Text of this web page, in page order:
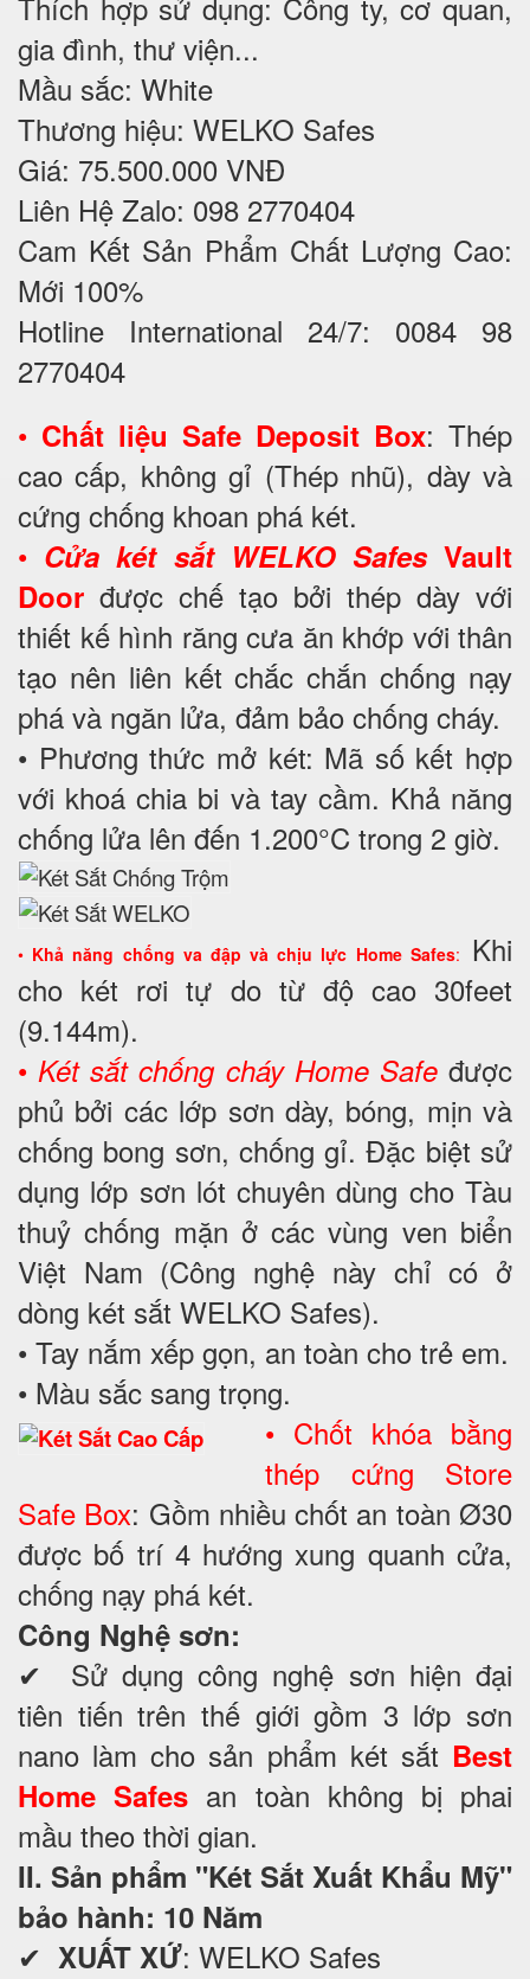
gia đình, thư viện...
Mầu sắc: White
Thương hiệu: WELKO Safes
Giá: 75.500.000 VNĐ
Liên Hệ Zalo: 098 2770404
Cam Kết Sản Phẩm Chất Lượng Cao:
Mới 100%
Hotline International 24/7: 0084 98
2770404
• Chất liệu Safe Deposit Box: Thép
cao cấp, không gỉ (Thép nhũ), dày và
cứng chống khoan phá két.
• Cửa két sắt WELKO Safes Vault
Door được chế tạo bởi thép dày với
thiết kế hình răng cưa ăn khớp với thân
tạo nên liên kết chắc chắn chống nạy
phá và ngăn lửa, đảm bảo chống cháy.
• Phương thức mở két: Mã số kết hợp
với khoá chia bi và tay cầm. Khả năng
chống lửa lên đến 1.200°C trong 2 giờ.
• Khả năng chống va đập và chịu lực Home Safes:
Khi
cho két rơi tự do từ độ cao 30feet
(9.144m).
•Két sắt chống cháy Home Safeđược
phủ bởi các lớp sơn dày, bóng, mịn và
chống bong sơn, chống gỉ. Đặc biệt sử
dụng lớp sơn lót chuyên dùng cho Tàu
thuỷ chống mặn ở các vùng ven biển
Việt Nam (Công nghệ này chỉ có ở
dòng két sắt WELKO Safes).
• Tay nắm xếp gọn, an toàn cho trẻ em.
• Màu sắc sang trọng.
• Chốt khóa bằng
thép cứng Store
Safe Box: Gồm nhiều chốt an toàn Ø30
được bố trí 4 hướng xung quanh cửa,
chống nạy phá két.
Công Nghệ sơn:
✔ Sử dụng công nghệ sơn hiện đại
tiên tiến trên thế giới gồm 3 lớp sơn
nano làm cho sản phẩm két sắt Best
Home Safes an toàn không bị phai
mầu theo thời gian.
II. Sản phẩm "Két Sắt Xuất Khẩu Mỹ"
bảo hành: 10 Năm
✔ XUẤT XỨ: WELKO Safes